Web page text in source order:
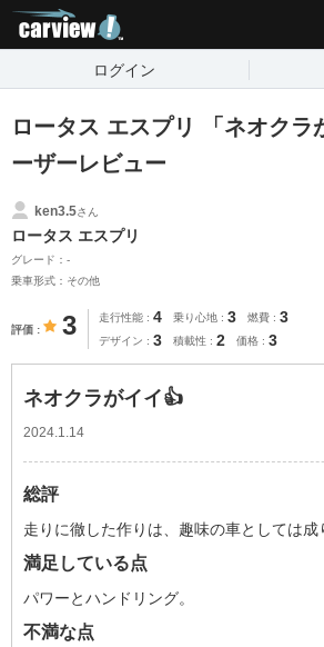
ログイン
ロータス エスプリ 「ネオクラ
ーザーレビュー
ken3.5さん
ロータス エスプリ
グレード：-
乗車形式：その他
評価 3 走行性能 4 乗り心地 3 燃費 3
デザイン 3 積載性 2 価格 3
ネオクラがイイ👍
2024.1.14
総評
走りに徹した作りは、趣味の車としては成
満足している点
パワーとハンドリング。
不満な点